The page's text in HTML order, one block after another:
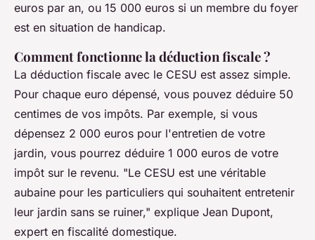
euros par an, ou 15 000 euros si un membre du foyer
est en situation de handicap.
Comment fonctionne la déduction fiscale ?
La déduction fiscale avec le CESU est assez simple.
Pour chaque euro dépensé, vous pouvez déduire 50
centimes de vos impôts. Par exemple, si vous
dépensez 2 000 euros pour l'entretien de votre
jardin, vous pourrez déduire 1 000 euros de votre
impôt sur le revenu. "Le CESU est une véritable
aubaine pour les particuliers qui souhaitent entretenir
leur jardin sans se ruiner," explique Jean Dupont,
expert en fiscalité domestique.